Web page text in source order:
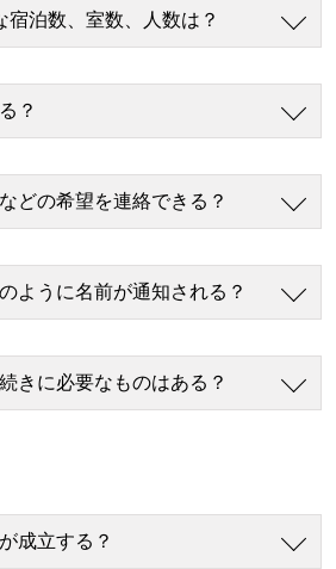
宿泊数、室数、人数は？
？
どの希望を連絡できる？
ように名前が通知される？
きに必要なものはある？
成立する？